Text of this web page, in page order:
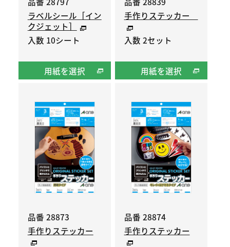
ラベルシール［イン
クジェット］
入数 10シート
用紙を選択
手作りステッカー
入数 2セット
用紙を選択
品番 28873
手作りステッカー
品番 28874
手作りステッカー